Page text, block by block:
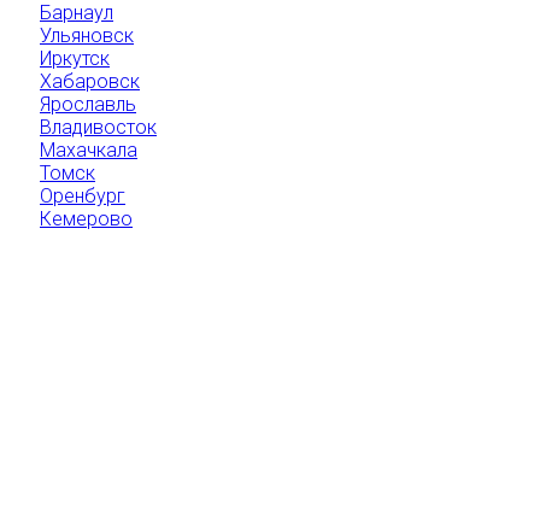
Барнаул
Ульяновск
Иркутск
Хабаровск
Ярославль
Владивосток
Махачкала
Томск
Оренбург
Кемерово